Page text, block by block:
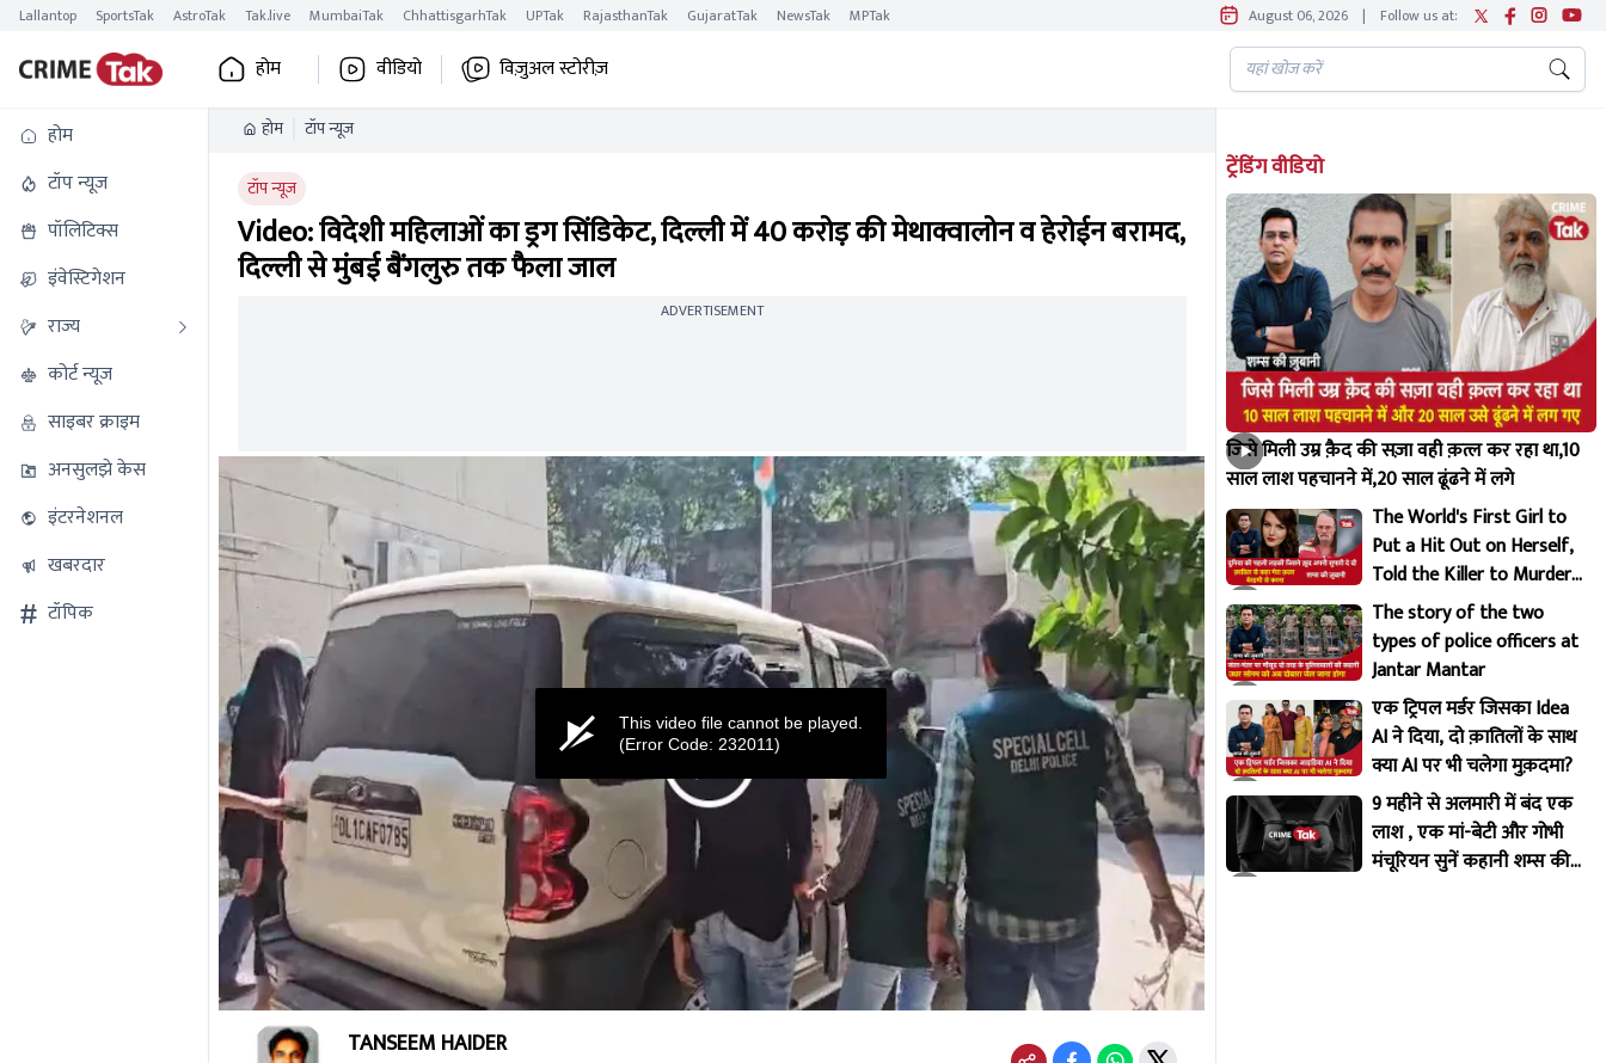
Lallantop SportsTak AstroTak Tak.live MumbaiTak ChhattisgarhTak UPTak RajasthanTak GujaratTak NewsTak MPTak August 06, 2026 | Follow us at:
होम वीडियो विज़ुअल स्टोरीज़
होम
टॉप न्यूज
पॉलिटिक्स
इंवेस्टिगेशन
राज्य
कोर्ट न्यूज
साइबर क्राइम
अनसुलझे केस
इंटरनेशनल
खबरदार
टॉपिक
होम टॉप न्यूज
टॉप न्यूज
Video: विदेशी महिलाओं का ड्रग सिंडिकेट, दिल्ली में 40 करोड़ की मेथाक्वालोन व हेरोईन बरामद,
दिल्ली से मुंबई बैंगलुरु तक फैला जाल
ADVERTISEMENT
seconds
This video file cannot be played.
(Error Code: 232011)
TANSEEM HAIDER
ट्रेंडिंग वीडियो
जिसे मिली उम्र क़ैद की सज़ा वही क़त्ल कर रहा था,10
साल लाश पहचानने में,20 साल ढूंढने में लगे
The World's First Girl to
Put a Hit Out on Herself,
Told the Killer to Murder
Her Brutally
The story of the two
types of police officers at
Jantar Mantar
एक ट्रिपल मर्डर जिसका Idea
AI ने दिया, दो क़ातिलों के साथ
क्या AI पर भी चलेगा मुक़दमा?
9 महीने से अलमारी में बंद एक
लाश , एक मां-बेटी और गोभी
मंचूरियन सुनें कहानी शम्स की